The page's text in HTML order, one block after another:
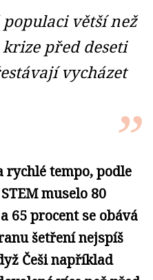
větší než
před deseti
vycházet
rychlé tempo, podle
muselo 80
65 procent se obává
šetření nejspíš
Češi například